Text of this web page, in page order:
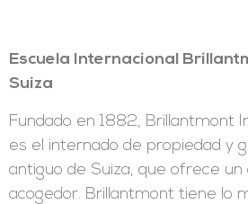
Escuela Internacional
Suiza
Fundado en 1882, Brillantmont
es el internado de propiedad y
antiguo de Suiza, que ofrece
acogedor. Brillantmont tiene lo